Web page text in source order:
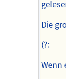
Die
(?:
Wenn